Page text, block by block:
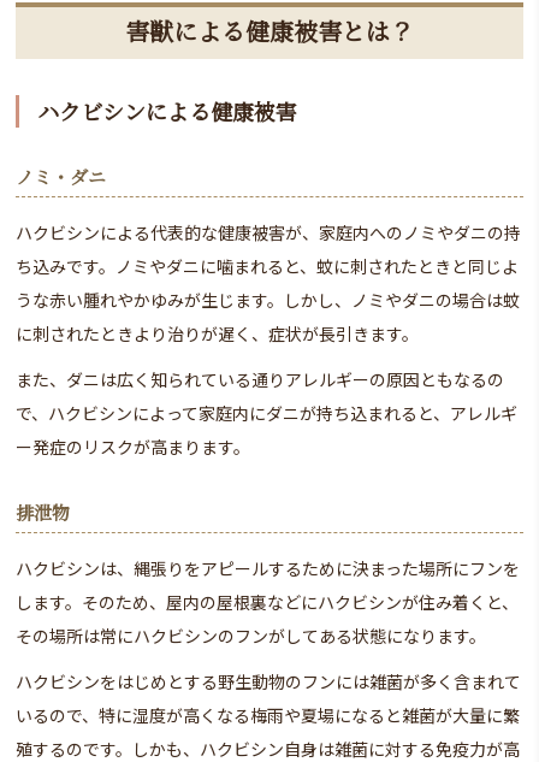
害獣による健康被害とは？
ハクビシンによる健康被害
ノミ・ダニ
ハクビシンによる代表的な健康被害が、家庭内へのノミやダニの持
ち込みです。ノミやダニに噛まれると、蚊に刺されたときと同じよ
うな赤い腫れやかゆみが生じます。しかし、ノミやダニの場合は蚊
に刺されたときより治りが遅く、症状が長引きます。
また、ダニは広く知られている通りアレルギーの原因ともなるの
で、ハクビシンによって家庭内にダニが持ち込まれると、アレルギ
ー発症のリスクが高まります。
排泄物
ハクビシンは、縄張りをアピールするために決まった場所にフンを
します。そのため、屋内の屋根裏などにハクビシンが住み着くと、
その場所は常にハクビシンのフンがしてある状態になります。
ハクビシンをはじめとする野生動物のフンには雑菌が多く含まれて
いるので、特に湿度が高くなる梅雨や夏場になると雑菌が大量に繁
殖するのです。しかも、ハクビシン自身は雑菌に対する免疫力が高